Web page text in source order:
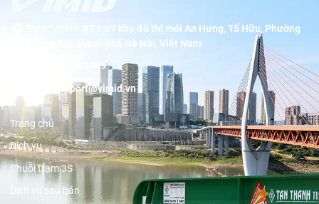
BT1-07 khu đô thị mới An Hưng, Tố Hữu, Phường
Dương Nội, thành phố Hà Nội, Việt Nam
19001089
support@vimid.vn
Trang chủ
Dịch vụ
Chuỗi trạm 3S
Dịch vụ sau bán